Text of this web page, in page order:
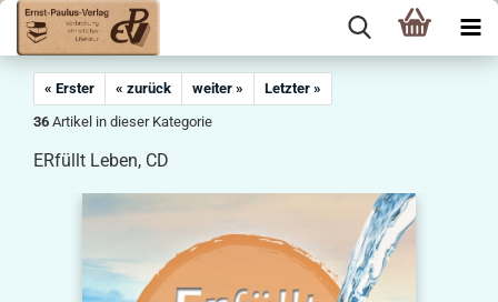
« Erster « zurück weiter »
Letzter »
36 Artikel in dieser Kategorie
ERfüllt Leben, CD